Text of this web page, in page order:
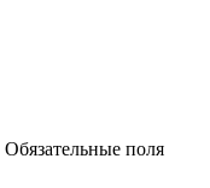
Обязательные поля